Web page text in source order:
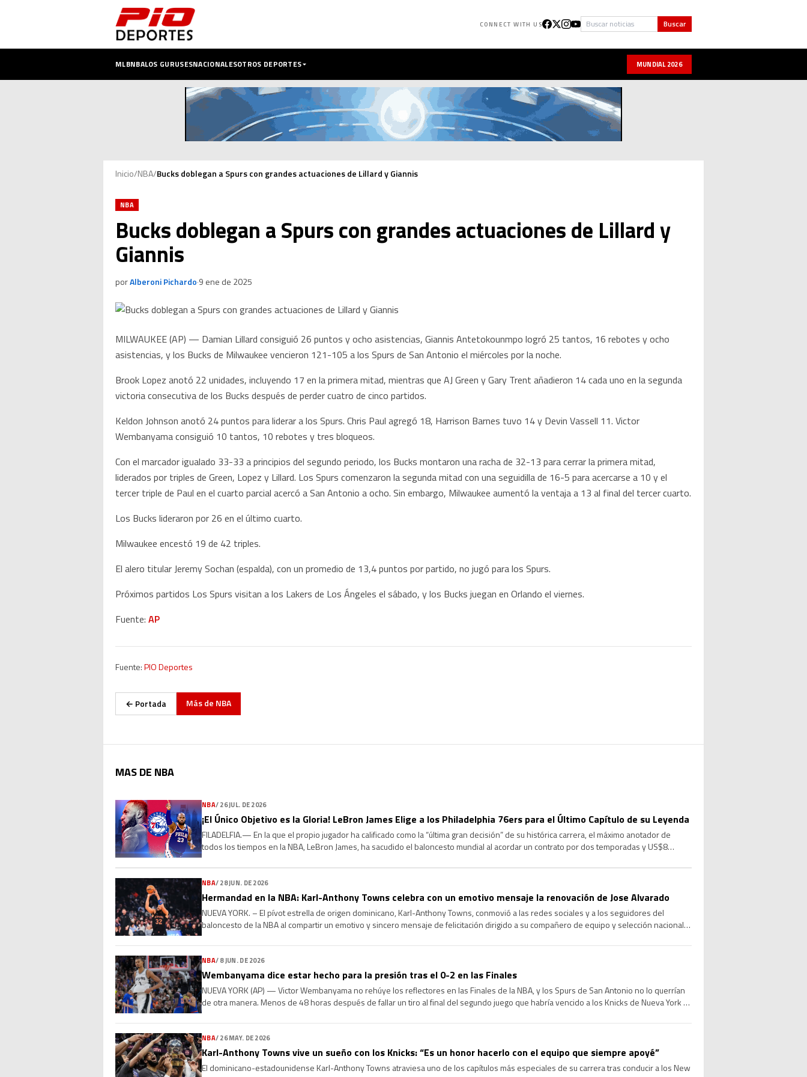
CONNECT WITH US Buscar Buscar
MLBNBALOS GURUSESNACIONALESOTROS DEPORTES MUNDIAL 2026
Inicio/NBA/Bucks doblegan a Spurs con grandes actuaciones de Lillard y Giannis
NBA
Bucks doblegan a Spurs con grandes actuaciones de Lillard y
Giannis
porAlberoni Pichardo·9 ene de 2025
MILWAUKEE (AP) — Damian Lillard consiguió 26 puntos y ocho asistencias, Giannis Antetokounmpo logró 25 tantos, 16 rebotes y ocho
asistencias, y los Bucks de Milwaukee vencieron 121-105 a los Spurs de San Antonio el miércoles por la noche.
Brook Lopez anotó 22 unidades, incluyendo 17 en la primera mitad, mientras que AJ Green y Gary Trent añadieron 14 cada uno en la segunda
victoria consecutiva de los Bucks después de perder cuatro de cinco partidos.
Keldon Johnson anotó 24 puntos para liderar a los Spurs. Chris Paul agregó 18, Harrison Barnes tuvo 14 y Devin Vassell 11. Victor
Wembanyama consiguió 10 tantos, 10 rebotes y tres bloqueos.
Con el marcador igualado 33-33 a principios del segundo periodo, los Bucks montaron una racha de 32-13 para cerrar la primera mitad,
liderados por triples de Green, Lopez y Lillard. Los Spurs comenzaron la segunda mitad con una seguidilla de 16-5 para acercarse a 10 y el
tercer triple de Paul en el cuarto parcial acercó a San Antonio a ocho. Sin embargo, Milwaukee aumentó la ventaja a 13 al final del tercer cuarto.
Los Bucks lideraron por 26 en el último cuarto.
Milwaukee encestó 19 de 42 triples.
El alero titular Jeremy Sochan (espalda), con un promedio de 13,4 puntos por partido, no jugó para los Spurs.
Próximos partidos Los Spurs visitan a los Lakers de Los Ángeles el sábado, y los Bucks juegan en Orlando el viernes.
Fuente: AP
Fuente:PIO Deportes
← Portada Más de NBA
MAS DE NBA
NBA/26 JUL. DE 2026
¡El Único Objetivo es la Gloria! LeBron James Elige a los Philadelphia 76ers para el Último Capítulo de su Leyenda
FILADELFIA.— En la que el propio jugador ha calificado como la “última gran decisión” de su histórica carrera, el máximo anotador de
todos los tiempos en la NBA, LeBron James, ha sacudido el baloncesto mundial al acordar un contrato por dos temporadas y US$8
NBA/28 JUN. DE 2026
Hermandad en la NBA: Karl-Anthony Towns celebra con un emotivo mensaje la renovación de Jose Alvarado
NUEVA YORK. – El pívot estrella de origen dominicano, Karl-Anthony Towns, conmovió a las redes sociales y a los seguidores del
baloncesto de la NBA al compartir un emotivo y sincero mensaje de felicitación dirigido a su compañero de equipo y selección nacional,
NBA/8 JUN. DE 2026
Wembanyama dice estar hecho para la presión tras el 0-2 en las Finales
NUEVA YORK (AP) — Victor Wembanyama no rehúye los reflectores en las Finales de la NBA, y los Spurs de San Antonio no lo querrían
de otra manera. Menos de 48 horas después de fallar un tiro al final del segundo juego que habría vencido a los Knicks de Nueva York e
NBA/26 MAY. DE 2026
Karl-Anthony Towns vive un sueño con los Knicks: “Es un honor hacerlo con el equipo que siempre apoyé”
El dominicano-estadounidense Karl-Anthony Towns atraviesa uno de los capítulos más especiales de su carrera tras conducir a los New